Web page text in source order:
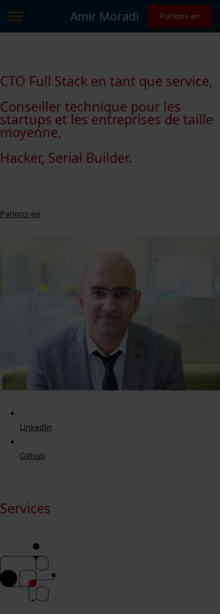
Amir Moradi Parlons-en
CTO Full Stack en tant que service,
Conseiller technique pour les
startups et les entreprises de taille
moyenne,
Hacker, Serial Builder.
Parlons-en
LinkedIn
Github
Services